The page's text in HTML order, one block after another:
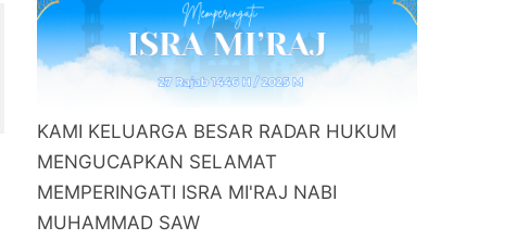
KAMI KELUARGA BESAR RADAR HUKUM
MENGUCAPKAN SELAMAT
MEMPERINGATI ISRA MI'RAJ NABI
MUHAMMAD SAW